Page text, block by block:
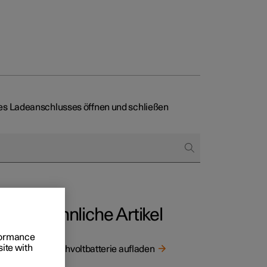
Ladeanschlusses öffnen und schließen
Ähnliche Artikel
Hochvoltbatterie aufladen
with